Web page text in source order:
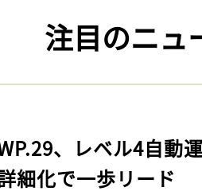
注目のニュ
WP.29、レベル4自動
細化で一歩リード